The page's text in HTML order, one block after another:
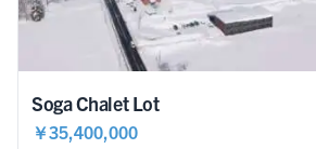
Soga Chalet Lot
￥35,400,000